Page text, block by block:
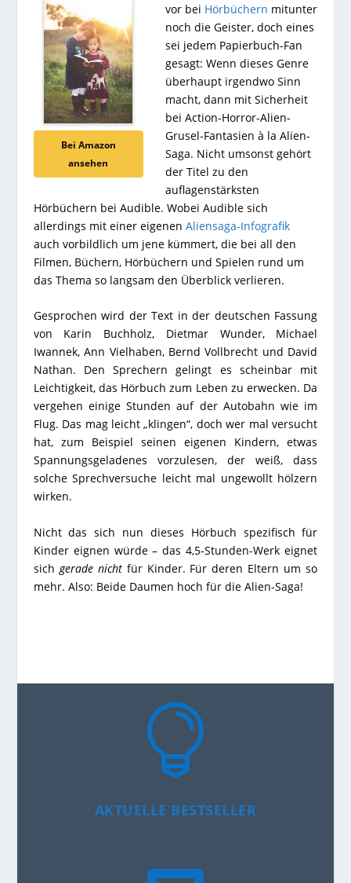
Bei Amazon
ansehen
vor bei Hörbüchern mitunter
noch die Geister, doch eines
sei jedem Papierbuch-Fan
gesagt: Wenn dieses Genre
überhaupt irgendwo Sinn
macht, dann mit Sicherheit
bei Action-Horror-Alien-
Grusel-Fantasien à la Alien-
Saga. Nicht umsonst gehört
der Titel zu den
auflagenstärksten
Hörbüchern bei Audible. Wobei Audible sich
allerdings mit einer eigenen Aliensaga-Infografik
auch vorbildlich um jene kümmert, die bei all den
Filmen, Büchern, Hörbüchern und Spielen rund um
das Thema so langsam den Überblick verlieren.
Gesprochen wird der Text in der deutschen Fassung
von Karin Buchholz, Dietmar Wunder, Michael
Iwannek, Ann Vielhaben, Bernd Vollbrecht und David
Nathan. Den Sprechern gelingt es scheinbar mit
Leichtigkeit, das Hörbuch zum Leben zu erwecken. Da
vergehen einige Stunden auf der Autobahn wie im
Flug. Das mag leicht „klingen“, doch wer mal versucht
hat, zum Beispiel seinen eigenen Kindern, etwas
Spannungsgeladenes vorzulesen, der weiß, dass
solche Sprechversuche leicht mal ungewollt hölzern
wirken.
Nicht das sich nun dieses Hörbuch spezifisch für
Kinder eignen würde – das 4,5-Stunden-Werk eignet
sich gerade nichtfür Kinder. Für deren Eltern um so
mehr. Also: Beide Daumen hoch für die Alien-Saga!

AKTUELLE BESTSELLER